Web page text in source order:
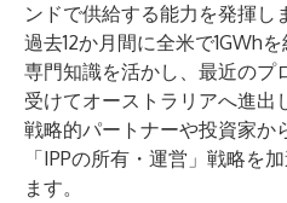
ンドで供給する能力を発揮し
過去12か月間に全米で1GWh
専門知識を活かし、最近のプ
受けてオーストラリアへ進出
戦略的パートナーや投資家か
「IPPの所有・運営」戦略を
ます。